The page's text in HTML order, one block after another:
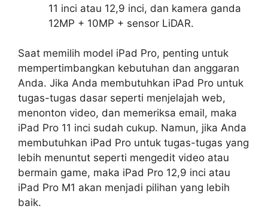
11 inci atau 12,9 inci, dan kamera ganda
12MP + 10MP + sensor LiDAR.
Saat memilih model iPad Pro, penting untuk
mempertimbangkan kebutuhan dan anggaran
Anda. Jika Anda membutuhkan iPad Pro untuk
tugas-tugas dasar seperti menjelajah web,
menonton video, dan memeriksa email, maka
iPad Pro 11 inci sudah cukup. Namun, jika Anda
membutuhkan iPad Pro untuk tugas-tugas yang
lebih menuntut seperti mengedit video atau
bermain game, maka iPad Pro 12,9 inci atau
iPad Pro M1 akan menjadi pilihan yang lebih
baik.